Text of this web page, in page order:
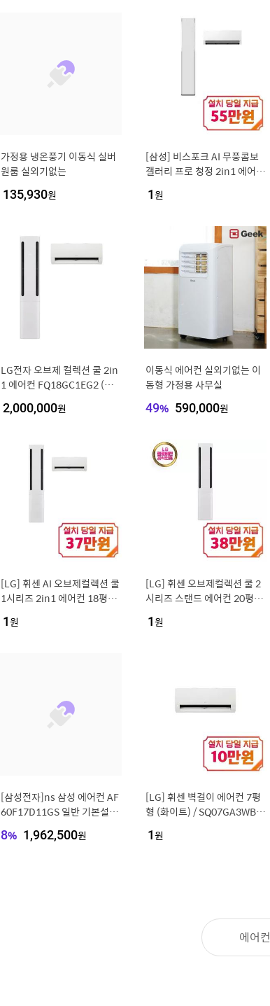
가정용 냉온풍기 이동식 실버
원룸 실외기없는
135,930원
[삼성] 비스포크 AI 무풍콤보
갤러리 프로 청정 2in1 에어컨
트/에센셜 화이트) / AF90H1
1원
LG전자 오브제 컬렉션 쿨 2in
1 에어컨 FQ18GC1EG2 (일
㎥] (실외기포함) [전국설치비
2,000,000원
이동식 에어컨 실외기없는 이
동형 가정용 사무실
49% 590,000원
[LG] 휘센 AI 오브제컬렉션 쿨
1시리즈 2in1 에어컨 18평형
8GC1EA2
1원
[LG] 휘센 오브제컬렉션 쿨 2
시리즈 스탠드 에어컨 20평형
A1
1원
[삼성전자]ns 삼성 에어컨 AF
60F17D11GS 일반 기본설치
8% 1,962,500원
[LG] 휘센 벽걸이 에어컨 7평
형 (화이트) / SQ07GA3WBS
1원
에어컨